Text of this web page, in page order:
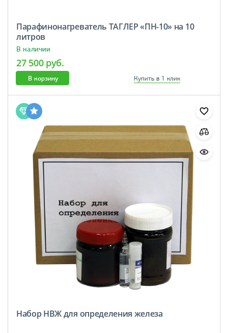
Парафинонагреватель ТАГЛЕР «ПН-10» на 10
литров
В наличии
27 500 руб.
В корзину Купить в 1 клик
Набор НВЖ для определения железа